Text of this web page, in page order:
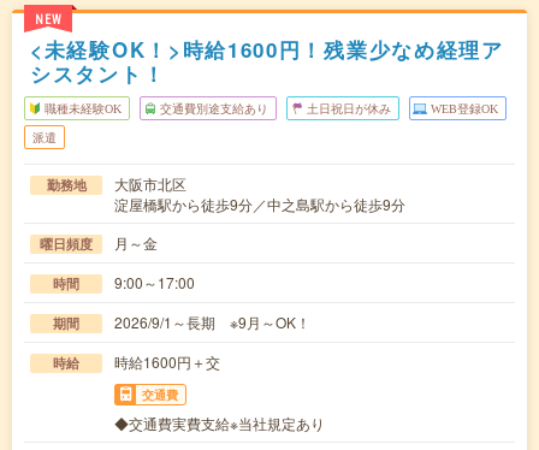
NEW
<未経験OK！>時給1600円！残業少なめ経理ア
シスタント！
職種未経験OK 交通費別途支給あり 土日祝日が休み WEB登録OK
派遣
勤務地
大阪市北区
淀屋橋駅から徒歩9分／中之島駅から徒歩9分
曜日頻度 月～金
時間 9:00～17:00
期間 2026/9/1～長期 ※9月～OK！
時給 時給1600円＋交
交通費
◆交通費実費支給※当社規定あり